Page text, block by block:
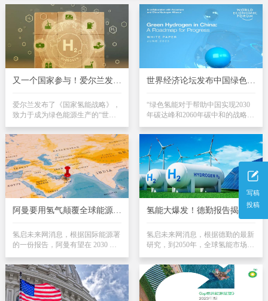
写稿
投稿
又一个国家参与！爱尔兰发布
爱尔兰发布了《国家氢能战略》，
致力于成为绿色能源生产的“世界
值链的需求，包括生产、终端使
用、运输和储存、安全、监管、市
场、创新和技能等方面，并列举了
未来七年时间表上的21个领域。该
战略还指出，爱尔兰将重点发展绿
氢的生产和规模化，因为这既支持
其脱碳需求，也支持能源安全需
求。
世界经济论坛发布中国绿色氢
“绿色氢能对于帮助中国实现2030
年碳达峰和2060年碳中和的战略目
27日，在天津举办的世界经济论坛
（WEF）上发布了中国绿色氢能产
业发展路线图报告（以下简称路线
图报告），介绍了中国绿色氢能发
展行动方案，并提出六大发展目
标，旨在帮助中国实现宏伟的绿氢
愿景。
阿曼要用氢气颠覆全球能源格
中东国家的惊人计划！
氢启未来网消息，根据国际能源署
的一份报告，阿曼有望在 2030 年
并且可能以每公斤1.6美元的价格
生产可再生氢气。IEA的报告称，
根据其对2022年底宣布的氢能项目
的全球评估，阿曼看起来将在本十
氢能大爆发！德勤报告揭秘
2050年氢能市场的惊人规模和
潜力！
氢启未来网消息，根据德勤的最新
研究，到2050年，全球氢能市场的
1.4万亿美元。《绿氢：走向净零
排放的能源之路》报告预测，绿色
氢能将占氢能市场的85%，在铁、
钢和其他行业的清洁氢需求将超过